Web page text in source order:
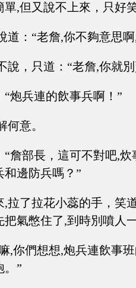
,但又說不上來，只好
道：“老詹,你不夠意思
說，只道：“老詹,你就
炮兵連的飲事兵啊！”
何意。
詹部長，這可不對吧,
邊防兵嗎？”
拉了拉花小蕊的手，笑
氣憋住了,到時別噴人
,你們想想,炮兵連飲事
。”